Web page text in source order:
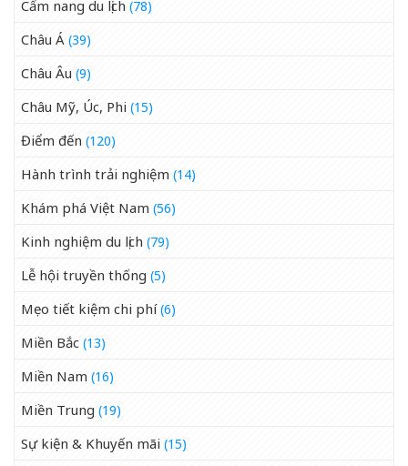
Cẩm nang du lịch (78)
Châu Á (39)
Châu Âu (9)
Châu Mỹ, Úc, Phi (15)
Điểm đến (120)
Hành trình trải nghiệm (14)
Khám phá Việt Nam (56)
Kinh nghiệm du lịch (79)
Lễ hội truyền thống (5)
Mẹo tiết kiệm chi phí(6)
Miền Bắc (13)
Miền Nam (16)
Miền Trung (19)
Sự kiện & Khuyến mãi (15)